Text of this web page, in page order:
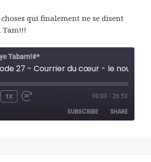
qui finalement ne se disent
Tam!!!
Tabarn!#*
1X
FAST
00:00 / 26:53
SUBSCRIBE SHARE